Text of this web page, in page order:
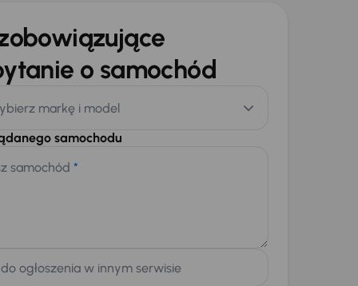
o samochód
markę i model
samochodu
samochód *
ogłoszenia w innym serwisie